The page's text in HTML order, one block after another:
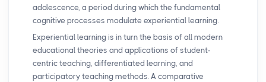
adolescence, a period during which the fundamental
cognitive processes modulate experiential learning.
Experiential learning is in turn the basis of all modern
educational theories and applications of student-
centric teaching, differentiated learning, and
participatory teaching methods. A comparative